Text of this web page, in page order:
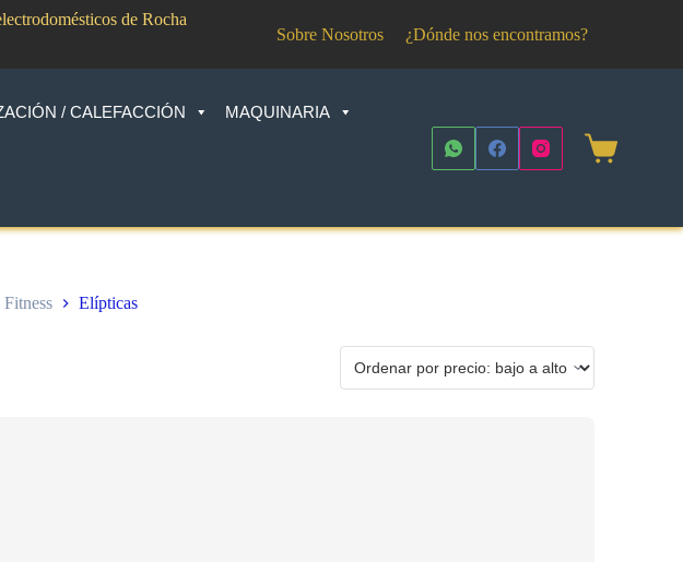
de Rocha
Sobre Nosotros ¿Dónde nos encontramos?
/ CALEFACCIÓN MAQUINARIA
Shopping
Fitness Elípticas